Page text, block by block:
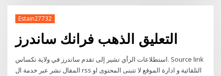
Estain27732
التعليق الذهب فرانك ساندرز
استطلاعات الرأي تشير إلى تقدم ساندرز في ولاية تكساس. Source link
المقال نشر عبر خدمة ال rss التلقائية و ادارة الموقع لا تتبنى المحتوى او